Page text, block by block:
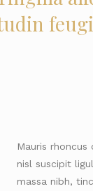
Mauris
nisl suscipit
massa nibh,